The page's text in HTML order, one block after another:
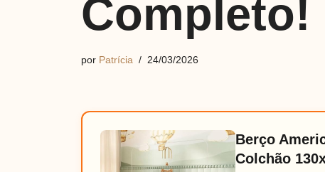
Completo!
por Patrícia 24/03/2026
Berço
Colchão